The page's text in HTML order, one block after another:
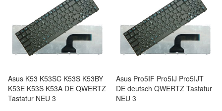
Asus K53 K53SC K53S K53BY
K53E K53S K53A DE QWERTZ
Tastatur NEU 3
Asus Pro5IF Pro5IJ Pro5IJT
DE deutsch QWERTZ Tastatur
NEU 3